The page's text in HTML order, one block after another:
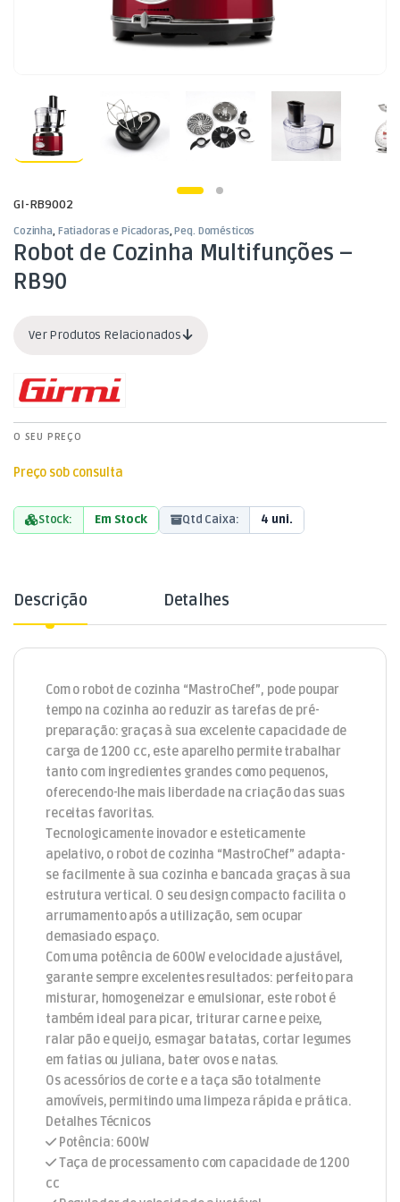
GI-RB9002
Cozinha, Fatiadoras e Picadoras,Peq. Domésticos
Robot de Cozinha Multifunções –
RB90
Ver Produtos Relacionados
O SEU PREÇO
Preço sob consulta
Stock: Em Stock Qtd Caixa: 4 uni.
Descrição Detalhes
Com o robot de cozinha “MastroChef”, pode poupar
tempo na cozinha ao reduzir as tarefas de pré-
preparação: graças à sua excelente capacidade de
carga de 1200 cc, este aparelho permite trabalhar
tanto com ingredientes grandes como pequenos,
oferecendo-lhe mais liberdade na criação das suas
receitas favoritas.
Tecnologicamente inovador e esteticamente
apelativo, o robot de cozinha “MastroChef” adapta-
se facilmente à sua cozinha e bancada graças à sua
estrutura vertical. O seu design compacto facilita o
arrumamento após a utilização, sem ocupar
demasiado espaço.
Com uma potência de 600W e velocidade ajustável,
garante sempre excelentes resultados: perfeito para
misturar, homogeneizar e emulsionar, este robot é
também ideal para picar, triturar carne e peixe,
ralar pão e queijo, esmagar batatas, cortar legumes
em fatias ou juliana, bater ovos e natas.
Os acessórios de corte e a taça são totalmente
amovíveis, permitindo uma limpeza rápida e prática.
Detalhes Técnicos
Potência: 600W
Taça de processamento com capacidade de 1200
cc